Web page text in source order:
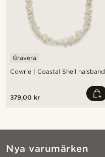
Cowrie | Coastal Shell halsband
Gravera
379,00 kr
Nya varumärken